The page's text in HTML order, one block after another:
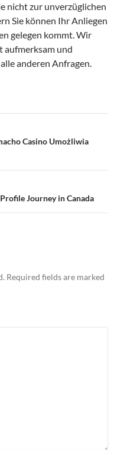
nicht zur unverzüglichen
Sie können Ihr Anliegen
gelegen kommt. Wir
aufmerksam und
anderen Anfragen.
Casino Umożliwia
Journey in Canada
Required fields are marked